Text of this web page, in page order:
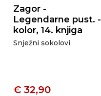
Zagor -
Legendarne pust. -
kolor, 14. knjiga
Snježni sokolovi
€ 32,90